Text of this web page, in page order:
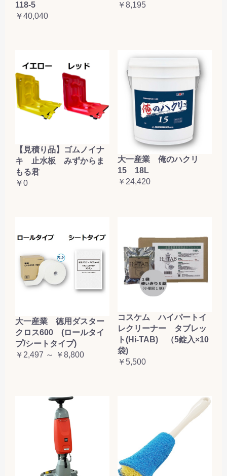
118-5
￥40,040
￥8,195
【見積り品】ゴムノイナ
キ 止水板 みずからま
もる君
￥0
大一産業 俺のハクリ
15 18L
￥24,420
大一産業 徳用ダスター
クロス600 (ロールタイ
プ/シートタイプ)
￥2,497 ～ ￥8,800
コスケム ハイパートイ
レクリーナー タブレッ
ト(Hi-TAB) （5錠入×10
袋)
￥5,500